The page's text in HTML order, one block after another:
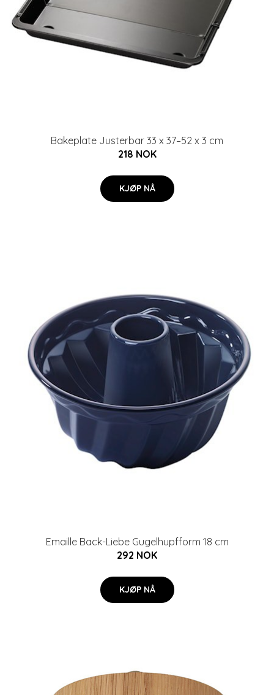
Bakeplate Justerbar 33 x 37–52 x 3 cm
218 NOK
KJØP NÅ
Emaille Back-Liebe Gugelhupfform 18 cm
292 NOK
KJØP NÅ